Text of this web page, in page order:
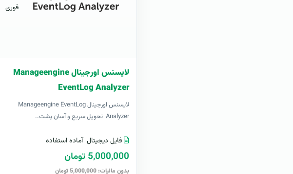
فوری
لایسنس اورجینال Manageengine
EventLog Analyzer
لایسنس اورجینال Manageengine EventLog
Analyzer تحویل سریع و آسان پشت..
فایل دیجیتال آماده استفاده
5,000,000 تومان
بدون مالیات: 5,000,000 تومان